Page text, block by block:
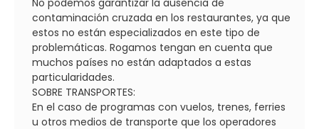
contaminación cruzada en los restaurantes, ya que
estos no están especializados en este tipo de
problemáticas. Rogamos tengan en cuenta que
muchos países no están adaptados a estas
particularidades.
SOBRE TRANSPORTES:
En el caso de programas con vuelos, trenes, ferries
u otros medios de transporte que los operadores